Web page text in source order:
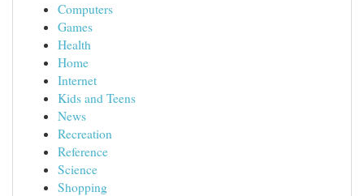
Computers
Games
Health
Home
Internet
Kids and Teens
News
Recreation
Reference
Science
Shopping